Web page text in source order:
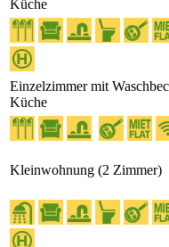
Küche
Einzelzimmer mit
Küche
Kleinwohnung (2 Zimmer)